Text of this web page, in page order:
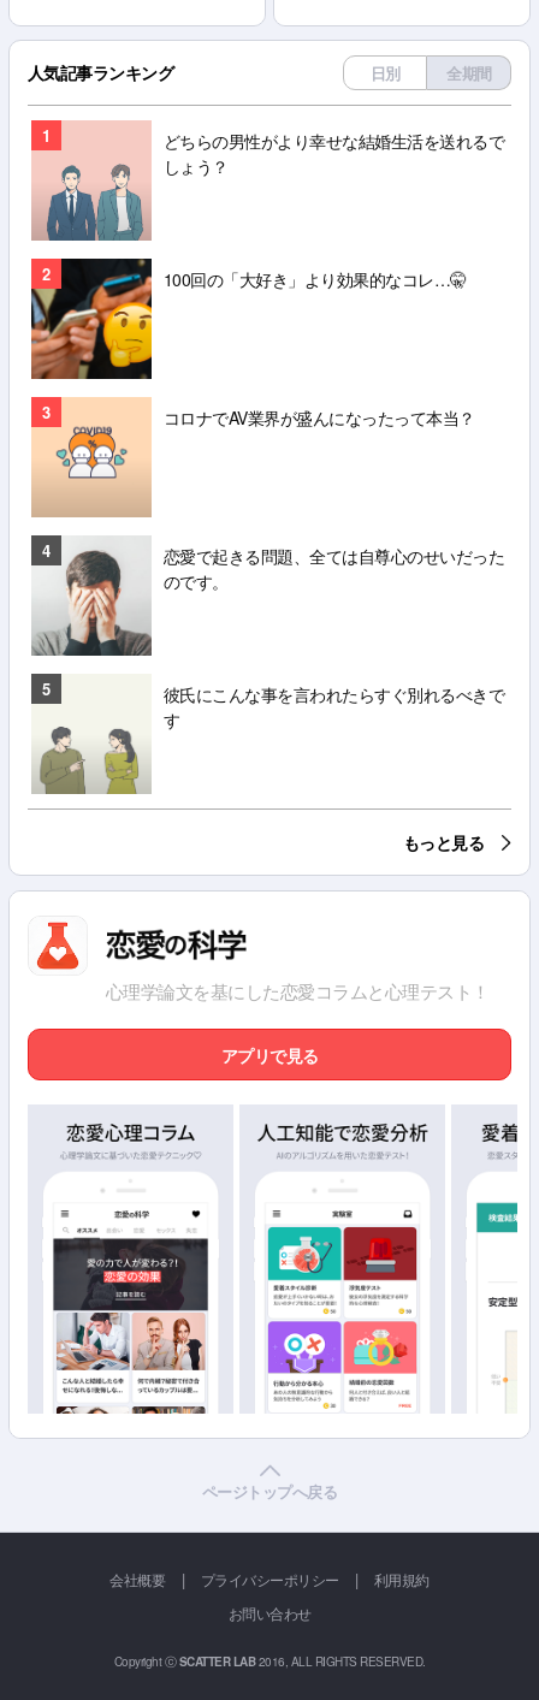
人気記事ランキング 日別 全期間
1
どちらの男性がより幸せな結婚生活を送れるで
しょう？
2 100回の「大好き」より効果的なコレ…🤫
3 コロナでAV業界が盛んになったって本当？
4
恋愛で起きる問題、全ては自尊心のせいだった
のです。
5
彼氏にこんな事を言われたらすぐ別れるべきで
す
もっと見る
心理学論文を基にした恋愛コラムと心理テスト！
アプリで見る
ページトップへ戻る
会社概要 | プライバシーポリシー |
利用規約
お問い合わせ
Copyright ⓒSCATTER LAB2016, ALL RIGHTS RESERVED.